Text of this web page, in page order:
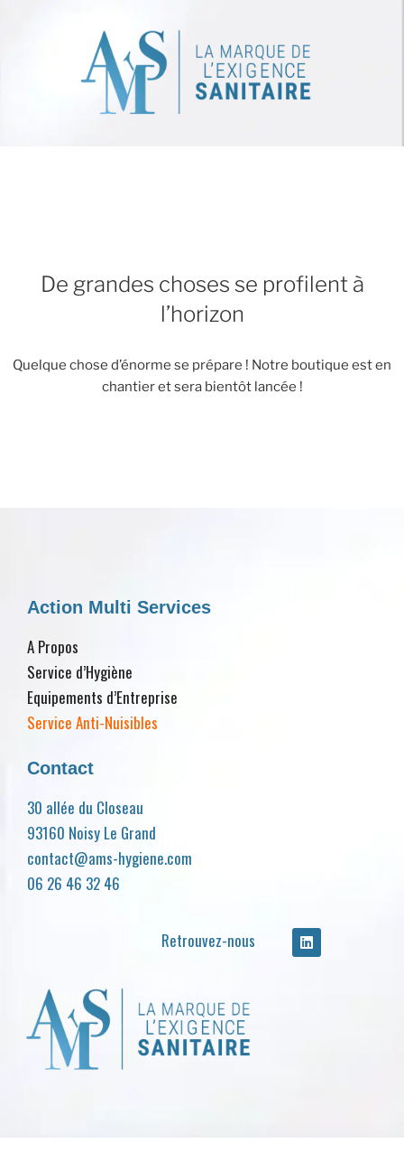
De grandes choses se profilent à
l’horizon
Quelque chose d’énorme se prépare ! Notre boutique est en
chantier et sera bientôt lancée !
Action Multi Services
A Propos
Service d’Hygiène
Equipements d’Entreprise
Service Anti-Nuisibles
Contact
30 allée du Closeau
93160 Noisy Le Grand
contact@ams-hygiene.com
06 26 46 32 46
Retrouvez-nous